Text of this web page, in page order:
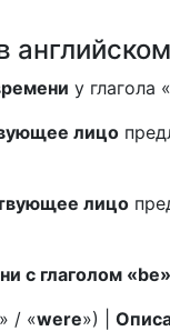
у глагола
лицо
лицо
с глаголом
» / «were») |